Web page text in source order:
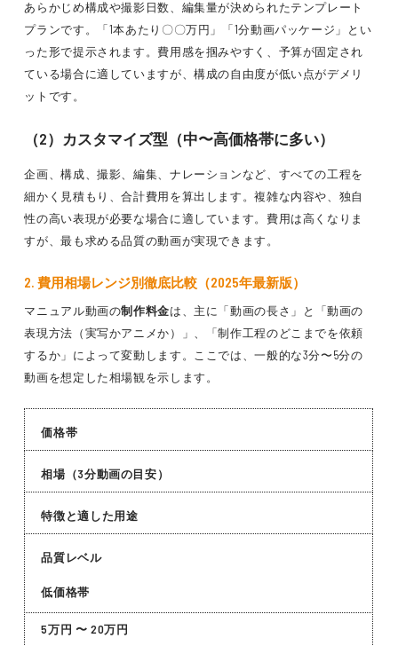
あらかじめ構成や撮影日数、編集量が決められたテンプレート
プランです。「1本あたり〇〇万円」「1分動画パッケージ」とい
った形で提示されます。費用感を掴みやすく、予算が固定され
ている場合に適していますが、構成の自由度が低い点がデメリ
ットです。
（2）カスタマイズ型（中〜高価格帯に多い）
企画、構成、撮影、編集、ナレーションなど、すべての工程を
細かく見積もり、合計費用を算出します。複雑な内容や、独自
性の高い表現が必要な場合に適しています。費用は高くなりま
すが、最も求める品質の動画が実現できます。
2. 費用相場レンジ別徹底比較（2025年最新版）
マニュアル動画の制作料金は、主に「動画の長さ」と「動画の
表現方法（実写かアニメか）」、「制作工程のどこまでを依頼
するか」によって変動します。ここでは、一般的な3分〜5分の
動画を想定した相場観を示します。
価格帯
相場（3分動画の目安）
特徴と適した用途
品質レベル
低価格帯
5万円 〜 20万円